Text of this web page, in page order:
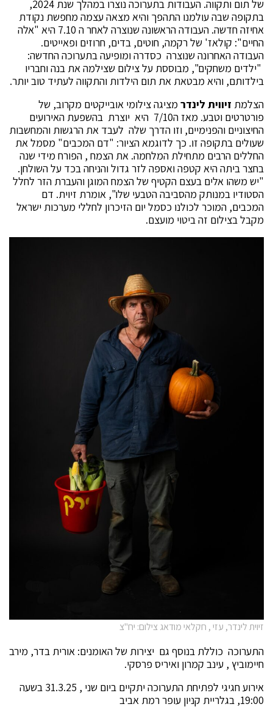
של תום ותקווה. העבודות בתערוכה נוצרו במהלך שנת 2024,
בתקופה שבה עולמנו התהפך והיא מצאה עצמה מחפשת נקודת
אחיזה חדשה. העבודה הראשונה שנוצרה לאחר ה 7.10 היא "אלה
החיים": קולאז' של רקמה, חוטים, בדים, חרוזים ופאייטים.
העבודה האחרונה שנוצרה כסדרה ומופיעה בתערוכה החדשה:
"ילדים משחקים", מבוססת על צילום שצילמה את בנה וחבריו
בילדותם, והיא מבטאת את תום הילדות והתקווה לעתיד טוב יותר.
הצלמת זיווית לינדר מציגה צילומי אובייקטים מקרוב, של
פורטרטים וטבע. מאז ה7/10 היא יוצרת בהשפעת האירועים
החיצוניים והפנימיים, וזו הדרך שלה לעבד את הרגשות והמחשבות
שעולים בתקופה זו. כך לדוגמא הציור: "דם המכבים" מסמל את
החללים הרבים מתחילת המלחמה. את הצמח , הפורח מידי שנה
בחצר ביתה היא קטפה ואספה לזר גדול והניחה בכד על השולחן.
"יש משהו אלים בעצם הקטיף של הצמח המוגן והעברת הזר לחלל
הסטודיו במנותק מהסביבה הטבעי שלו", אומרת זיוית. דם
המכבים, המוכר לכולנו כסמל יום הזיכרון לחללי מערכות ישראל
מקבל בצילום זה ביטוי מועצם.
זיוית לינדר, עזי , חקלאי מודאג צילום: יח"צ
התערוכה כוללת בנוסף גם יצירות של האומנים: אורית בדר, מירב
חיימוביץ , עינב קמרון ואיריס פרסקי.
אירוע חגיגי לפתיחת התערוכה יתקיים ביום שני , 31.3.25 בשעה
19:00, בגלריית קניון עופר רמת אביב